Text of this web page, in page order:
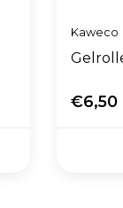
Kaweco
€6,50